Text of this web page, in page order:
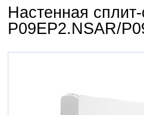
Настенная
P09EP2.NSAR/